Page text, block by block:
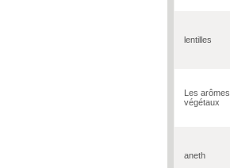
lentilles
Les arômes
végétaux
aneth